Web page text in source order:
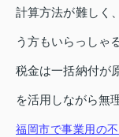
計算方法が難しく
う方もいらっしゃ
税金は一括納付が
を活用しながら無
福岡市で事業用の